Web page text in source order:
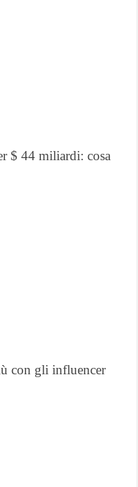
$ 44 miliardi: cosa
con gli influencer